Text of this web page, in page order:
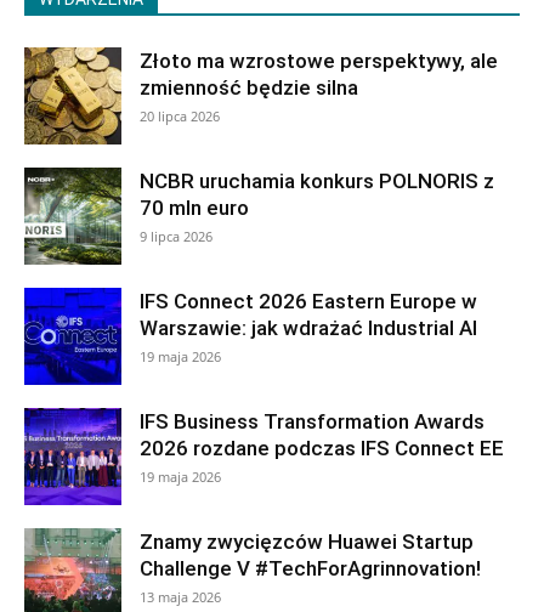
Złoto ma wzrostowe perspektywy, ale
zmienność będzie silna
20 lipca 2026
NCBR uruchamia konkurs POLNORIS z
70 mln euro
9 lipca 2026
IFS Connect 2026 Eastern Europe w
Warszawie: jak wdrażać Industrial AI
19 maja 2026
IFS Business Transformation Awards
2026 rozdane podczas IFS Connect EE
19 maja 2026
Znamy zwycięzców Huawei Startup
Challenge V #TechForAgrinnovation!
13 maja 2026